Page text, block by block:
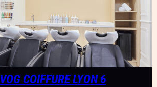
VOG COIFFURE LYON 6